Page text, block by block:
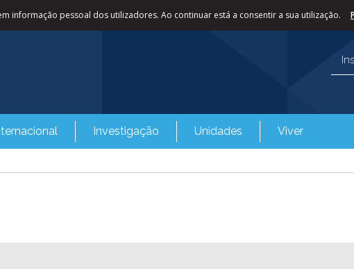
informação pessoal dos utilizadores. Ao continuar está a consentir a sua utilização.
Investigação Unidades Viver